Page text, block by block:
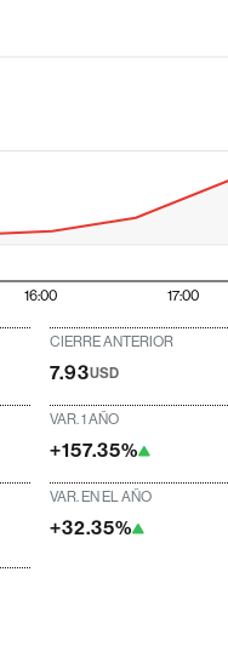
16:00 17:00
CIERRE ANTERIOR
7.93USD
VAR. 1 AÑO
+157.35%
VAR. EN EL AÑO
+32.35%